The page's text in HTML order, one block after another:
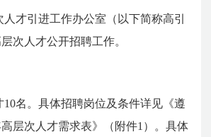
才引进工作办公室（以下简称高引
次人才公开招聘工作。
10名。具体招聘岗位及条件详见《遵
高层次人才需求表》（附件1）。具体